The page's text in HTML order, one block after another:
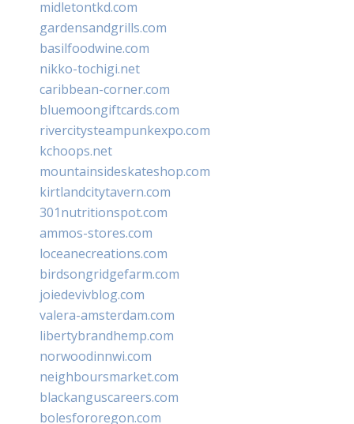
midletontkd.com
gardensandgrills.com
basilfoodwine.com
nikko-tochigi.net
caribbean-corner.com
bluemoongiftcards.com
rivercitysteampunkexpo.com
kchoops.net
mountainsideskateshop.com
kirtlandcitytavern.com
301nutritionspot.com
ammos-stores.com
loceanecreations.com
birdsongridgefarm.com
joiedevivblog.com
valera-amsterdam.com
libertybrandhemp.com
norwoodinnwi.com
neighboursmarket.com
blackanguscareers.com
bolesfororegon.com